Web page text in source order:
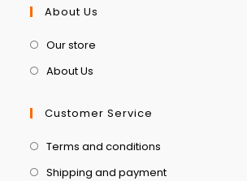
About Us
Our store
About Us
Customer Service
Terms and conditions
Shipping and payment